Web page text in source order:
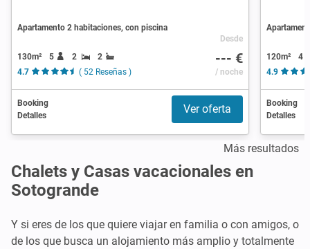
Apartamento 2 habitaciones, con piscina
130m² 5 2
2
4.7
( 52 Reseñas )
Desde
--- €
/ noche
Booking
Detalles
Ver oferta
120m²
4
4.9
Booking
Detalles
Más resultados
Chalets y Casas vacacionales en
Sotogrande
Y si eres de los que quiere viajar en familia o con amigos, o
de los que busca un alojamiento más amplio y totalmente